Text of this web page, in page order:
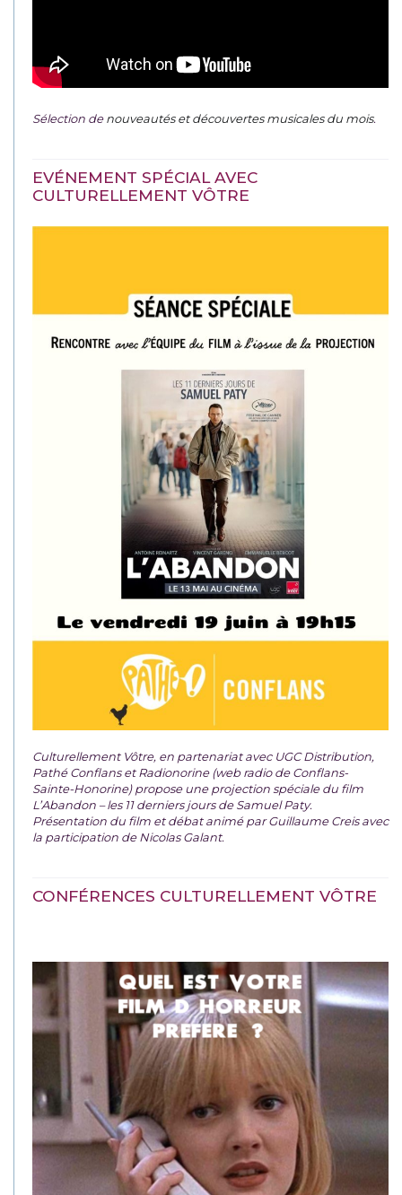
Sélection denouveautés et découvertes musicales du mois.
EVÉNEMENT SPÉCIAL AVEC
CULTURELLEMENT VÔTRE
Culturellement Vôtre, en partenariat avec UGC Distribution,
Pathé Conflans et Radionorine (web radio de Conflans-
Sainte-Honorine) propose une projection spéciale du film
L’Abandon – les 11 derniers jours de Samuel Paty.
Présentation du film et débat animé par Guillaume Creis avec
la participation de Nicolas Galant.
CONFÉRENCES CULTURELLEMENT VÔTRE